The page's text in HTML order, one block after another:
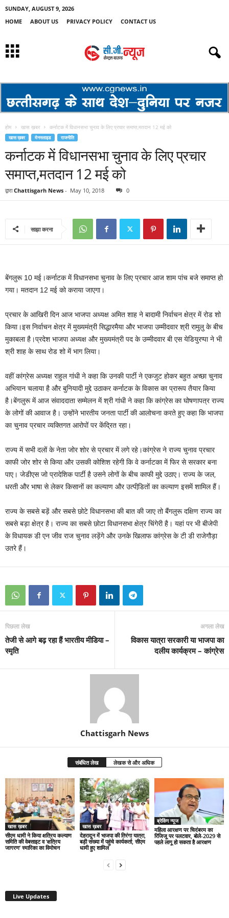
SUNDAY, AUGUST 9, 2026
HOME
ABOUT US PRIVACY POLICY CONTACT US
होम खास ख़बर कर्नाटक में विधानसभा चुनाव के लिए प्रचार समाप्त,मतदान 12 मई को
खास ख़बर मेनस्लाइड राजनीति
कर्नाटक में विधानसभा चुनाव के लिए प्रचार
समाप्त,मतदान 12 मई को
द्वारा Chattisgarh News - May 10, 2018 0
साझा करना
बेंगलुरू 10 मई।कर्नाटक में विधानसभा चुनाव के लिए प्रचार आज शाम पांच बजे समाप्त हो
गया। मतदान 12 मई को कराया जाएगा।
प्रचार के आखिरी दिन आज भाजपा अध्यक्ष अमित शाह ने बादामी निर्वाचन क्षेत्र में रोड शो
किया।इस निर्वाचन क्षेत्र में मुख्‍यमंत्री सिद्धारमैया और भाजपा उम्‍मीदवार श्री रामुलु के बीच
मुकाबला है।प्रदेश भाजपा अध्‍यक्ष और मुख्‍यमंत्री पद के उम्‍मीदवार बी एस येडियुरप्‍पा ने भी
श्री शाह के साथ रोड शो में भाग लिया।
वहीं कांग्रेस अध्‍यक्ष राहुल गांधी ने कहा कि उनकी पार्टी ने एकजुट होकर बहुत अच्‍छा चुनाव
अभियान चलाया है और बुनियादी मुद्दे उठाकर कर्नाटक के विकास का प्रारूप तैयार किया
है।बेंगलुरू में आज संवाददाता सम्‍मेलन में श्री गांधी ने कहा कि कांग्रेस का घोषणापत्र राज्‍य
के लोगों की आवाज है। उन्‍होंने भारतीय जनता पार्टी की आलोचना करते हुए कहा कि भाजपा
का चुनाव प्रचार व्‍यक्तिगत आरोपों पर केंद्रित रहा।
राज्‍य में सभी दलों के नेता जोर शोर से प्रचार में लगे रहे।कांग्रेस ने राज्‍य चुनाव प्रचार
काफी जोर शोर से किया और उसकी कोशिश रहेगी कि वे कर्नाटका में फिर से सरकार बना
पाए। जेडीएस जो प्रादेशिक पार्टी है उसने लोगों के बीच काफी मुद्दे उठाए। राज्‍य के जल,
धरती और भाषा से लेकर किसानों का कल्‍याण और उत्‍पीडि़तों का कल्‍याण इसमें शामिल हैं।
राज्‍य के सबसे बड़ें और सबसे छोटे विधानसभा की बात की जाए तो बैंगलुरू दक्षिण राज्‍य का
सबसे बड़ा क्षेत्र है। राज्‍य का सबसे छोटा विधानसभा क्षेत्र चिंगेरी है। यहां पर भी बीजेपी
के विधायक डी एन जीव राज चुनाव लड़ेंगे और उनके खिलाफ कांग्रेस के टी डी राजेगौड़ा
उतरे हैं।
पिछला लेख
तेजी से आगे बढ़ रहा हैं भारतीय मीडिया –
स्मृति
अगला लेख
विकास यात्रा सरकारी या भाजपा का
दलीय कार्यक्रम – कांग्रेस
Chattisgarh News
संबंधित लेख लेखक से और अधिक
खास ख़बर
सीएम धामी ने किया क्षत्रिय कल्याण
समिति की वेबसाइट व ‘क्षत्रिय
जागरण’ स्मारिका का विमोचन
खास ख़बर
देहरादून में भाजपा की तिरंगा यात्रा,
बड़ी संख्या में पहुंचे कार्यकर्ता, सीएम
धामी हुए शामिल
ब्रेकिंग न्यूज
महिला आरक्षण पर चिदंबरम का
रिजिजू पर पलटवार, बोले-2029 से
पहले लागू हो सकता है आरक्षण
Live Updates